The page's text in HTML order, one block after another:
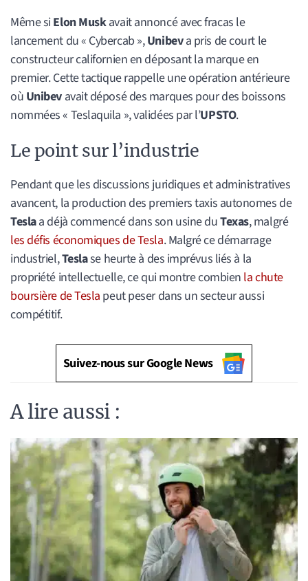
Même siElon Muskavait annoncé avec fracas le
lancement du « Cybercab »,Unibeva pris de court le
constructeur californien en déposant la marque en
premier. Cette tactique rappelle une opération antérieure
où Unibevavait déposé des marques pour des boissons
nommées « Teslaquila », validées par l’UPSTO.
Le point sur l’industrie
Pendant que les discussions juridiques et administratives
avancent, la production des premiers taxis autonomes de
Teslaa déjà commencé dans son usine duTexas, malgré
les défis économiques de Tesla. Malgré ce démarrage
industriel,Teslase heurte à des imprévus liés à la
propriété intellectuelle, ce qui montre combien la chute
boursière de Tesla peut peser dans un secteur aussi
compétitif.
Suivez-nous sur Google News
A lire aussi :